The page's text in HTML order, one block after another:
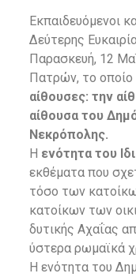
Εκπαιδευόμενοι
Δεύτερης
Παρασκευή, 12
Πατρών, το οποίο
αίθουσες: την
αίθουσα του
Νεκρόπολης.
Η ενότητα του
εκθέματα που
τόσο των
κατοίκων των
δυτικής Αχαΐας
ύστερα ρωμαϊκά
Η ενότητα του